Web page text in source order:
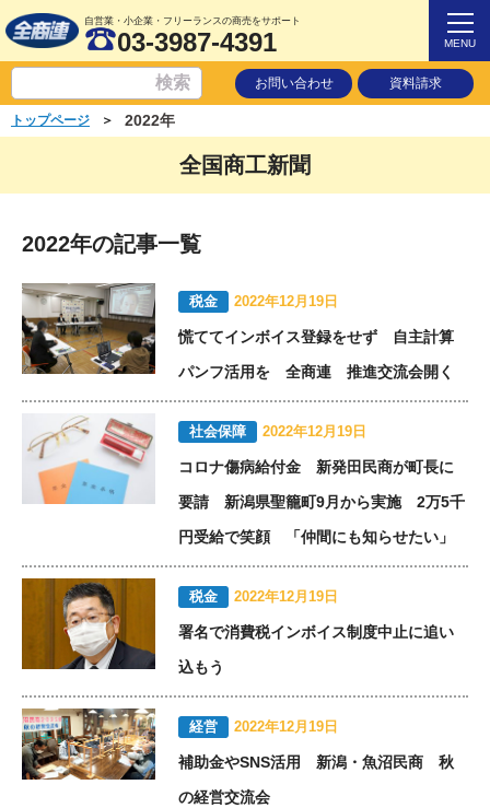
自営業・小企業・フリーランスの商売をサポート
03-3987-4391 MENU
お問い合わせ 資料請求
トップページ ＞ 2022年
全国商工新聞
2022年の記事一覧
税金 2022年12月19日
慌ててインボイス登録をせず 自主計算
パンフ活用を 全商連 推進交流会開く
社会保障 2022年12月19日
コロナ傷病給付金 新発田民商が町長に
要請 新潟県聖籠町9月から実施 2万5千
円受給で笑顔 「仲間にも知らせたい」
税金 2022年12月19日
署名で消費税インボイス制度中止に追い
込もう
経営 2022年12月19日
補助金やSNS活用 新潟・魚沼民商 秋
の経営交流会